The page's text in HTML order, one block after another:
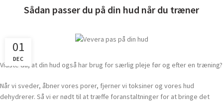
Sådan passer du på din hud når du træner
01
DEC
Vidste du, at din hud også har brug for særlig pleje før og efter en træning?
Når vi sveder, åbner vores porer, fjerner vi toksiner og vores hud
dehydrerer. Så vi er nødt til at træffe foranstaltninger for at bringe det